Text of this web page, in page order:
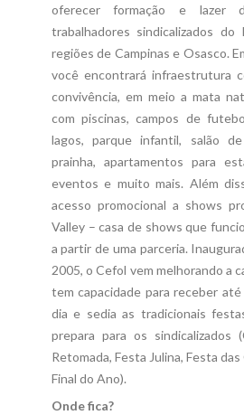
oferecer formação e lazer
trabalhadores sindicalizados do
regiões de Campinas e Osasco.
você encontrará infraestrutura
convivência, em meio a mata
com piscinas, campos de
lagos, parque infantil, salão
prainha, apartamentos para
eventos e muito mais. Além
acesso promocional a shows
Valley – casa de shows que
a partir de uma parceria.
2005, o Cefol vem melhorando a
tem capacidade para receber
dia e sedia as tradicionais
prepara para os sindicalizados
Retomada, Festa Julina, Festa
Final do Ano).
Onde fica?